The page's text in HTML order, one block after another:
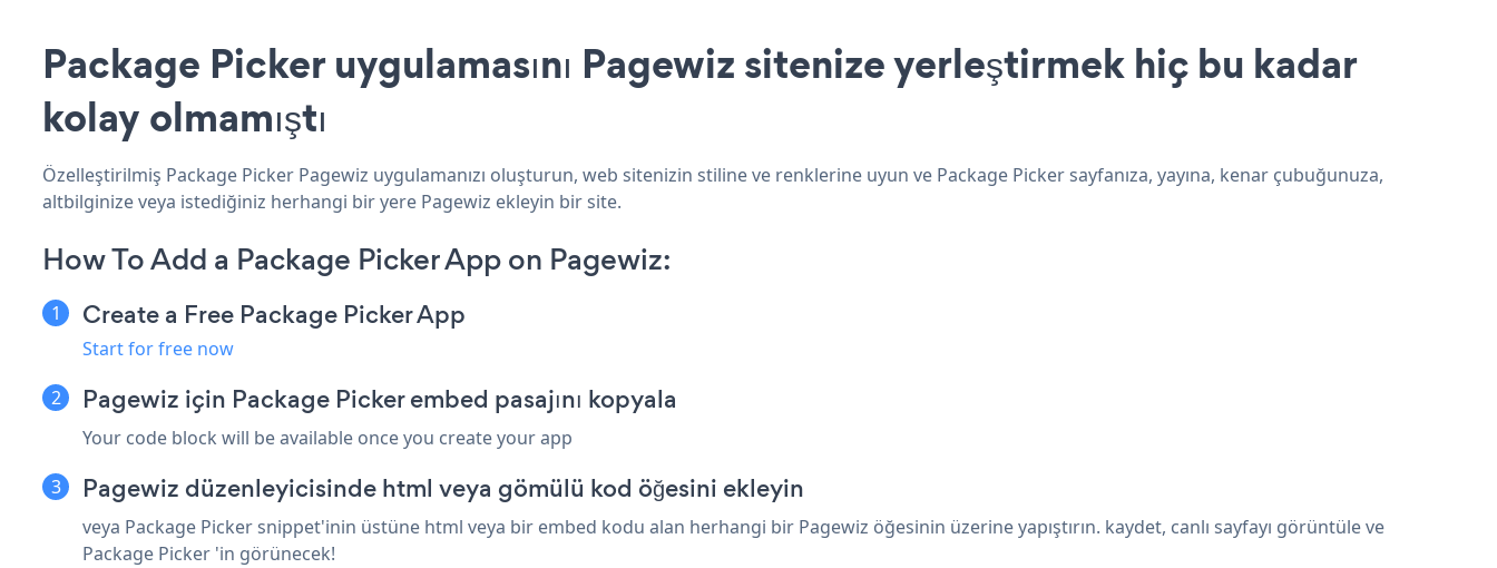
Package Picker uygulamasını Pagewiz sitenize yerleştirmek hiç bu kadar
kolay olmamıştı
Özelleştirilmiş Package Picker Pagewiz uygulamanızı oluşturun, web sitenizin stiline ve renklerine uyun ve Package Picker sayfanıza, yayına, kenar çubuğunuza,
altbilginize veya istediğiniz herhangi bir yere Pagewiz ekleyin bir site.
How To Add a Package Picker App on Pagewiz:
Create a Free Package Picker App
Start for free now
Pagewiz için Package Picker embed pasajını kopyala
Your code block will be available once you create your app
Pagewiz düzenleyicisinde html veya gömülü kod öğesini ekleyin
veya Package Picker snippet'inin üstüne html veya bir embed kodu alan herhangi bir Pagewiz öğesinin üzerine yapıştırın. kaydet, canlı sayfayı görüntüle ve
Package Picker 'in görünecek!